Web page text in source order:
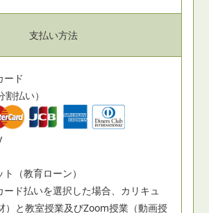
支払い方法
ード
割払い）
（教育ローン）
ド払いを選択した場合、カリキュ
）と教室授業及びZoom授業（動画授